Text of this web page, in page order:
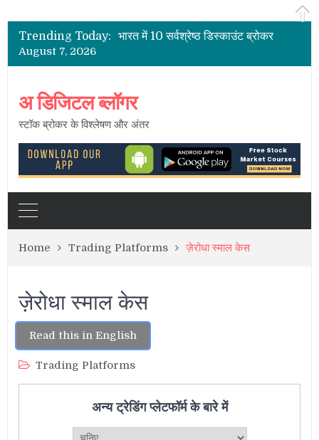
Trending Today:
2021 के लिए भारत में पूर्ण सेवा सर्वश्रेष्ठ शेयर ब्रोकर
भारत में 10 सर्वश्रेष्ठ डिस्काउंट ब्रोकर
भारत में स्टॉक ब्रोकर – सक्रिय ग्राहकों की सूची
August 7, 2026
अ डिजिटल ब्लॉगर
स्टॉक ब्रोकर के विश्लेषण और अंतर
Home Trading Platforms ज़ेरोधा स्माल केस
ज़ेरोधा स्माल केस
Read this in English
Trading Platforms
अन्य ट्रेडिंग प्लेटफॉर्म के बारे में